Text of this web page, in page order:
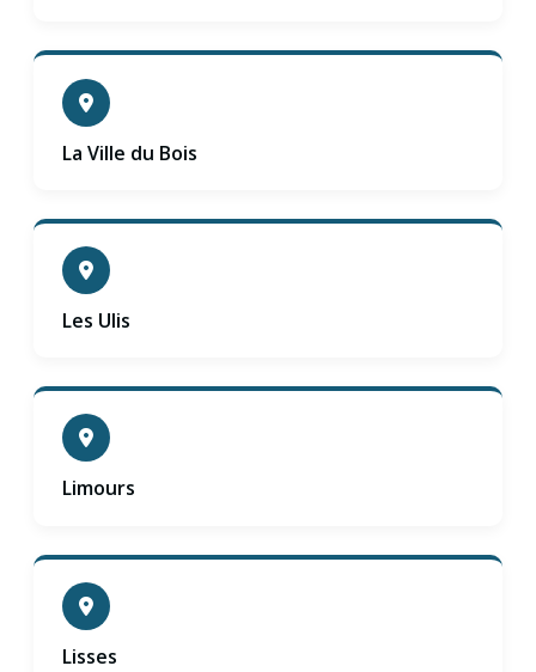
La Ville du Bois
Les Ulis
Limours
Lisses